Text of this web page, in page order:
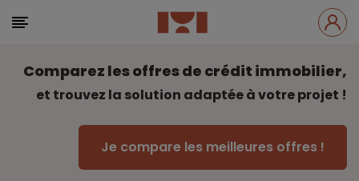
Comparez les offres de crédit immobilier,
et trouvez la solution adaptée à votre projet !
Je compare les meilleures offres !